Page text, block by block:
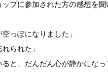
プに参加された方の感想を聞
空っぽになりました」
られた」
ると、だんだん心が静かになっ